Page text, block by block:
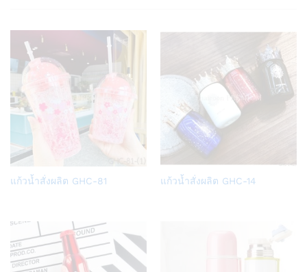
Add
list
แก้วน้ำสั่งผลิต GHC-81
Add
แก้วน้ำสั่งผลิต GHC-14